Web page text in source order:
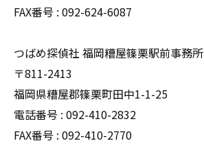
FAX番号 : 092-624-6087
つばめ探偵社 福岡糟屋篠栗駅前事務所
〒811-2413
福岡県糟屋郡篠栗町田中1-1-25
電話番号 : 092-410-2832
FAX番号 : 092-410-2770